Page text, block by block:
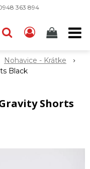
363 894
Nohavice - Krátke
Black
Gravity Shorts